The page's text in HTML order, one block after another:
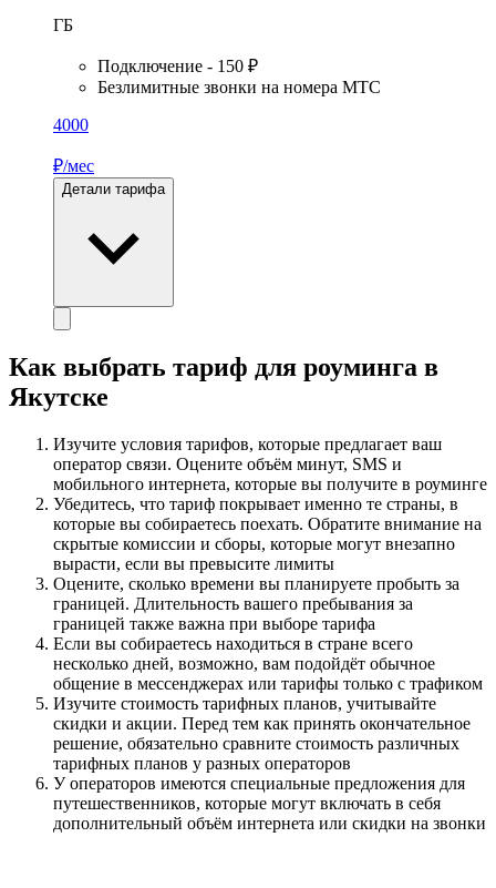
ГБ
Подключение - 150 ₽
Безлимитные звонки на номера МТС
4000
₽/мес
Детали тарифа
Как выбрать тариф для роуминга в
Якутске
Изучите условия тарифов, которые предлагает ваш
оператор связи. Оцените объём минут, SMS и
мобильного интернета, которые вы получите в роуминге
Убедитесь, что тариф покрывает именно те страны, в
которые вы собираетесь поехать. Обратите внимание на
скрытые комиссии и сборы, которые могут внезапно
вырасти, если вы превысите лимиты
Оцените, сколько времени вы планируете пробыть за
границей. Длительность вашего пребывания за
границей также важна при выборе тарифа
Если вы собираетесь находиться в стране всего
несколько дней, возможно, вам подойдёт обычное
общение в мессенджерах или тарифы только с трафиком
Изучите стоимость тарифных планов, учитывайте
скидки и акции. Перед тем как принять окончательное
решение, обязательно сравните стоимость различных
тарифных планов у разных операторов
У операторов имеются специальные предложения для
путешественников, которые могут включать в себя
дополнительный объём интернета или скидки на звонки